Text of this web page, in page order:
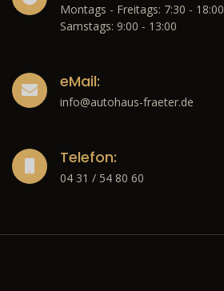
Montags - Freitags: 7:30 - 18:00
Samstags: 9:00 - 13:00
eMail:
info@autohaus-fraeter.de
Telefon:
04 31 / 54 80 60